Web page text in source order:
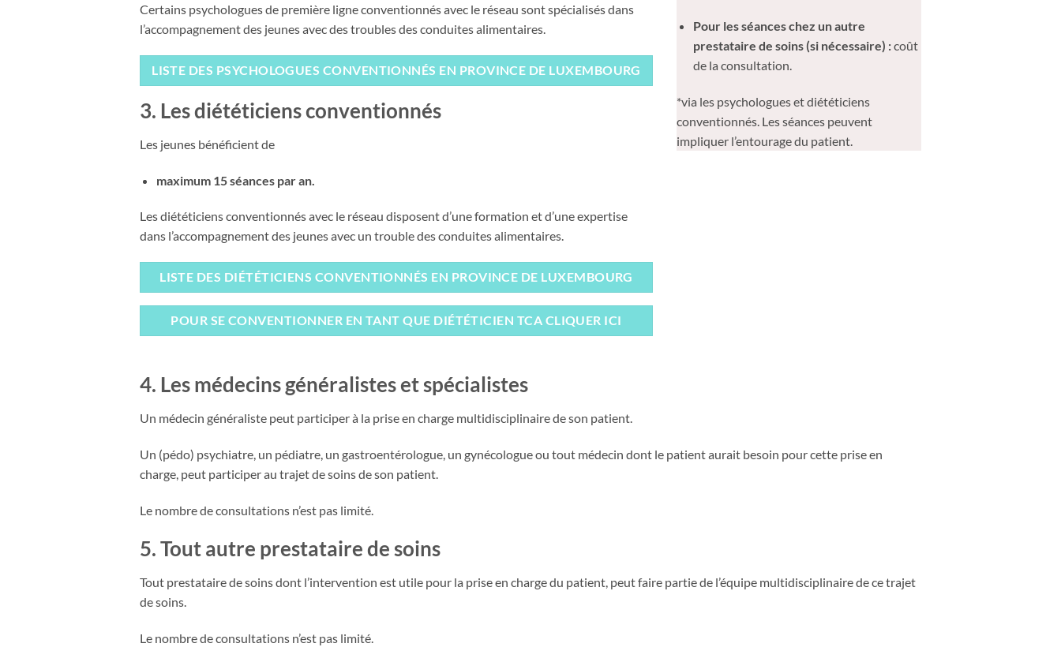
Certains psychologues de première ligne conventionnés avec le réseau sont spécialisés dans
l’accompagnement des jeunes avec des troubles des conduites alimentaires.
LISTE DES PSYCHOLOGUES CONVENTIONNÉS EN PROVINCE DE LUXEMBOURG
3. Les diététiciens conventionnés
Les jeunes bénéficient de
maximum 15 séances par an.
Les diététiciens conventionnés avec le réseau disposent d’une formation et d’une expertise
dans l’accompagnement des jeunes avec un trouble des conduites alimentaires.
LISTE DES DIÉTÉTICIENS CONVENTIONNÉS EN PROVINCE DE LUXEMBOURG
POUR SE CONVENTIONNER EN TANT QUE DIÉTÉTICIEN TCA CLIQUER ICI
Pour les séances chez un autre
prestataire de soins(si nécessaire) :coût
de la consultation.
*via les psychologues et diététiciens
conventionnés. Les séances peuvent
impliquer l’entourage du patient.
4. Les médecins généralistes et spécialistes
Un médecin généraliste peut participer à la prise en charge multidisciplinaire de son patient.
Un (pédo) psychiatre, un pédiatre, un gastroentérologue, un gynécologue ou tout médecin dont le patient aurait besoin pour cette prise en
charge, peut participer au trajet de soins de son patient.
Le nombre de consultations n’est pas limité.
5. Tout autre prestataire de soins
Tout prestataire de soins dont l’intervention est utile pour la prise en charge du patient, peut faire partie de l’équipe multidisciplinaire de ce trajet
de soins.
Le nombre de consultations n’est pas limité.